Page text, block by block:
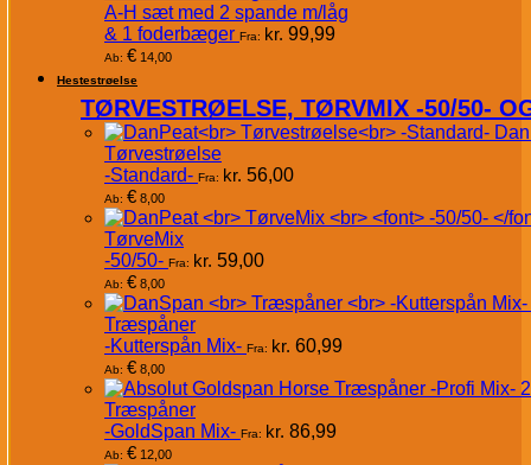
A-H sæt med 2 spande m/låg
& 1 foderbæger Fra: kr. 99,99
Ab: € 14,00
Hestestrøelse
TØRVESTRØELSE, TØRVMIX -50/50-
Tørvestrøelse
-Standard- Fra: kr. 56,00
Ab: € 8,00
TørveMix
-50/50- Fra: kr. 59,00
Ab: € 8,00
Træspåner
-Kutterspån Mix- Fra: kr. 60,99
Ab: € 8,00
Træspåner
-GoldSpan Mix- Fra: kr. 86,99
Ab: € 12,00